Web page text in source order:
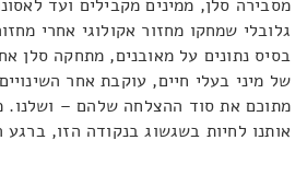
מסבירה סלן, ממינים מקבילים ועד
גלובלי שמחקו מחזור אקולוגי אחרי
בסיס נתונים על מאובנים, מתחקה סלן
של מיני בעלי חיים, עוקבת אחר
מתוכם את סוד ההצלחה שלהם – ושלנו.
אותנו לחיות בשגשוג בנקודה הזו, ברגע